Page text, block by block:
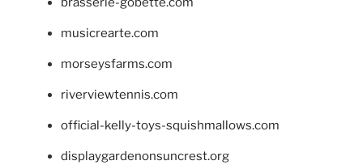
musicrearte.com
morseysfarms.com
riverviewtennis.com
official-kelly-toys-squishmallows.com
displaygardenonsuncrest.org